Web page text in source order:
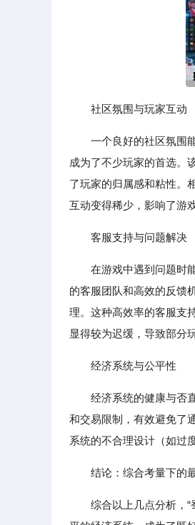
社区氛围与玩家互动
一个良好的社区氛围
成为了不少玩家的首选。
了玩家的归属感和粘性。
互动变得稀少，影响了游
客服支持与问题解决
在游戏中遇到问题时
的客服团队和高效的反馈
理。这种高效率的客服支
显得较为迟缓，导致部分
经济系统与公平性
经济系统的健康与否
和交易限制，有效避免了
系统的不合理设计（如过
结论：综合考量下的
综合以上几点分析，